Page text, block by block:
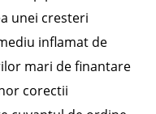
unei cresteri
inflamat de
mari de finantare
corectii